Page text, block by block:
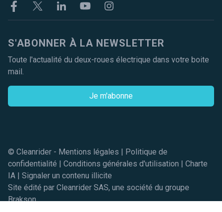
FacebookTwitter LinkekinYoutubeInstagram
S'ABONNER À LA NEWSLETTER
Toute l'actualité du deux-roues électrique dans votre boite
mail.
Je m'abonne
© Cleanrider - Mentions légales
Politique de
confidentialité
Conditions générales d'utilisation
Charte
IA
Signaler un contenu illicite
Site édité par Cleanrider SAS, une société du groupe
Brakson